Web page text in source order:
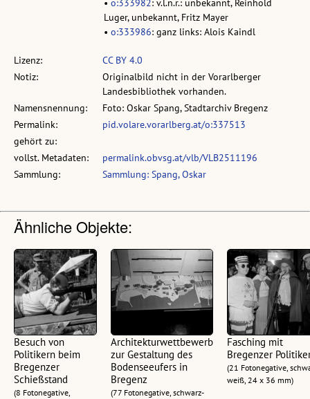
• o:333982: v.l.n.r.: unbekannt, Reinhold
Luger, unbekannt, Fritz Mayer
• o:333986: ganz links: Alois Kaindl
Lizenz:
CC BY 4.0
Notiz:
Originalbild nicht in der Vorarlberger
Landesbibliothek vorhanden.
Namensnennung:
Foto: Oskar Spang, Stadtarchiv Bregenz
Permalink:
pid.volare.vorarlberg.at/o:337513
gehört zu:
vollst. Metadaten:
permalink.obvsg.at/vlb/VLB2511196
Sammlung:
Sammlung: Spang, Oskar
Ähnliche Objekte:
Besuch von
Politikern beim
Bregenzer
Schießstand
(8 Fotonegative,
Architekturwettbewerb
zur Gestaltung des
Bodenseeufers in
Bregenz
(77 Fotonegative, schwarz-
Fasching mit
Bregenzer
(21 Fotonegative,
weiß, 24 x 36 mm)